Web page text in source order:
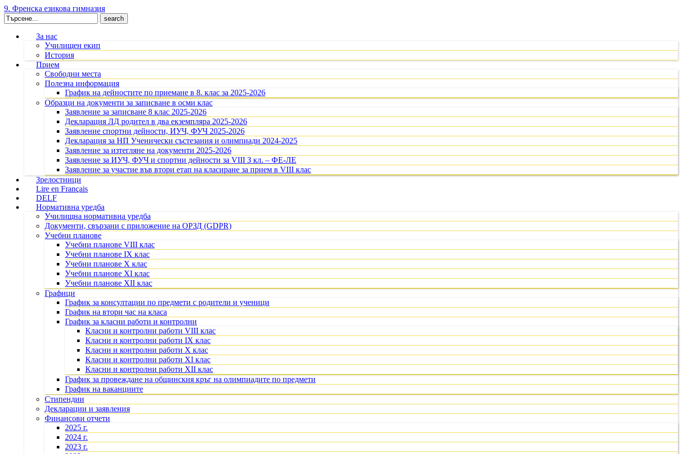
9. Френска езикова гимназия
Search
for:
За нас
Училищен екип
История
Прием
Свободни места
Полезна информация
График на дейностите по приемане в 8. клас за 2025-2026
Образци на документи за записване в осми клас
Заявление за записване 8 клас 2025-2026
Декларация ЛД родител в два екземпляра 2025-2026
Заявление спортни дейности, ИУЧ, ФУЧ 2025-2026
Декларация за НП Ученически състезания и олимпиади 2024-2025
Заявление за изтегляне на документи 2025-2026
Заявление за ИУЧ, ФУЧ и спортни дейности за VIII З кл. – ФЕ-ЛЕ
Заявление за участие във втори етап на класиране за прием в VIII клас
Зрелостници
Lire en Français
DELF
Нормативна уредба
Училищна нормативна уредба
Документи, свързани с приложение на ОРЗД (GDPR)
Учебни планове
Учебни планове VIII клас
Учебни планове IX клас
Учебни планове X клас
Учебни планове XI клас
Учебни планове XII клас
Графици
График за консултации по предмети с родители и ученици
График на втори час на класа
График за класни работи и контролни
Класни и контролни работи VIII клас
Класни и контролни работи IX клас
Класни и контролни работи X клас
Класни и контролни работи XI клас
Класни и контролни работи XII клас
График за провеждане на общинския кръг на олимпиадите по предмети
График на ваканциите
Стипендии
Декларации и заявления
Финансови отчети
2025 г.
2024 г.
2023 г.